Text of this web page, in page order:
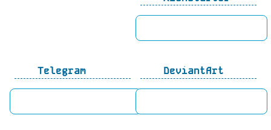
Telegram DeviantArt